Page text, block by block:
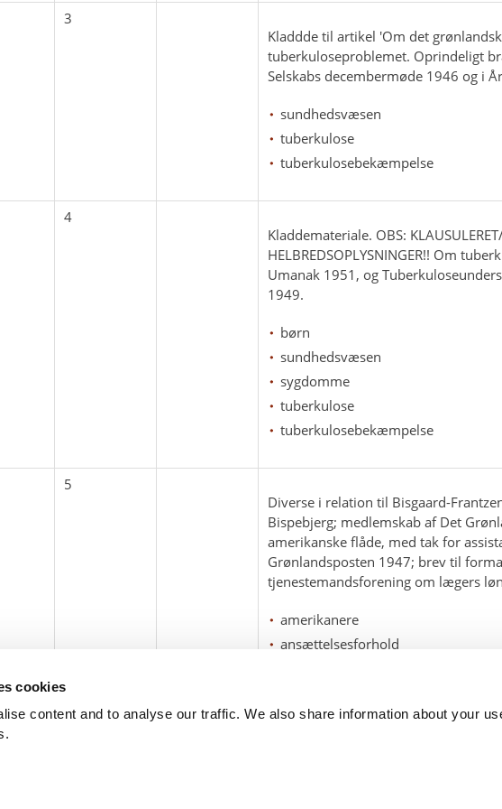
cookies
content and to analyse our traffic. We also share information about your
3
Kladdde til artikel 'Om det
tuberkuloseproblemet. Oprindeligt
Selskabs decembermøde 1946 og i
sundhedsvæsen
tuberkulose
tuberkulosebekæmpelse
4
Kladdemateriale. OBS:
HELBREDSOPLYSNINGER!! Om
Umanak 1951, og
1949.
børn
sundhedsvæsen
sygdomme
tuberkulose
tuberkulosebekæmpelse
5
Diverse i relation til Bisgaard-
Bispebjerg; medlemskab af Det
amerikanske flåde, med tak for
Grønlandsposten 1947; brev til
tjenestemandsforening om lægers
amerikanere
ansættelsesforhold